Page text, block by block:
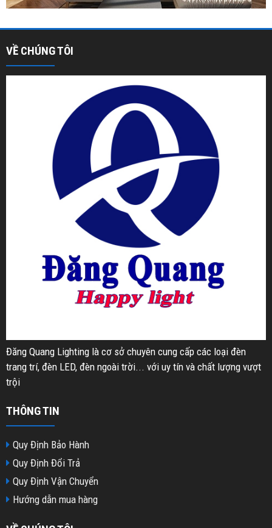
VỀ CHÚNG TÔI
Đăng Quang Lighting là cơ sở chuyên cung cấp các loại đèn
trang trí, đèn LED, đèn ngoài trời... với uy tín và chất lượng vượt
trội
THÔNG TIN
Quy Định Bảo Hành
Quy Định Đổi Trả
Quy Định Vận Chuyển
Hướng dẫn mua hàng